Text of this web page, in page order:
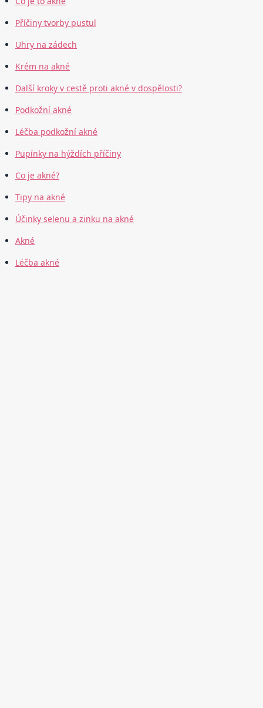
Příčiny tvorby pustul
Uhry na zádech
Krém na akné
Další kroky v cestě proti akné v dospělosti?
Podkožní akné
Léčba podkožní akné
Pupínky na hýždích příčiny
Co je akné?
Tipy na akné
Účinky selenu a zinku na akné
Akné
Léčba akné